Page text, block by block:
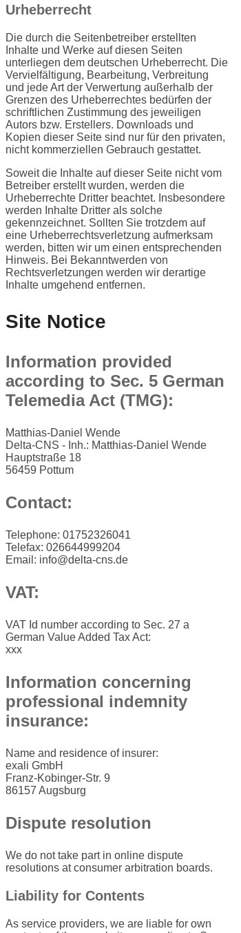
Urheberrecht
Die durch die Seitenbetreiber erstellten
Inhalte und Werke auf diesen Seiten
unterliegen dem deutschen Urheberrecht. Die
Vervielfältigung, Bearbeitung, Verbreitung
und jede Art der Verwertung außerhalb der
Grenzen des Urheberrechtes bedürfen der
schriftlichen Zustimmung des jeweiligen
Autors bzw. Erstellers. Downloads und
Kopien dieser Seite sind nur für den privaten,
nicht kommerziellen Gebrauch gestattet.
Soweit die Inhalte auf dieser Seite nicht vom
Betreiber erstellt wurden, werden die
Urheberrechte Dritter beachtet. Insbesondere
werden Inhalte Dritter als solche
gekennzeichnet. Sollten Sie trotzdem auf
eine Urheberrechtsverletzung aufmerksam
werden, bitten wir um einen entsprechenden
Hinweis. Bei Bekanntwerden von
Rechtsverletzungen werden wir derartige
Inhalte umgehend entfernen.
Site Notice
Information provided
according to Sec. 5 German
Telemedia Act (TMG):
Matthias-Daniel Wende
Delta-CNS - Inh.: Matthias-Daniel Wende
Hauptstraße 18
56459 Pottum
Contact:
Telephone: 01752326041
Telefax: 026644999204
Email: info@delta-cns.de
VAT:
VAT Id number according to Sec. 27 a
German Value Added Tax Act:
xxx
Information concerning
professional indemnity
insurance:
Name and residence of insurer:
exali GmbH
Franz-Kobinger-Str. 9
86157 Augsburg
Dispute resolution
We do not take part in online dispute
resolutions at consumer arbitration boards.
Liability for Contents
As service providers, we are liable for own